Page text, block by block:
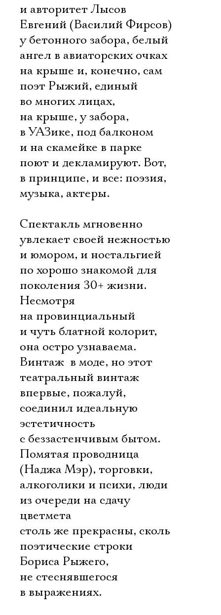
и авторитет Лысов
Евгений (Василий Фирсов)
у бетонного забора, белый
ангел в авиаторских очках
на крыше и, конечно, сам
поэт Рыжий, единый
во многих лицах,
на крыше, у забора,
в УАЗике, под балконом
и на скамейке в парке 
поют и декламируют. Вот,
в принципе, и все: поэзия,
музыка, актеры.
Спектакль мгновенно
увлекает своей нежностью
и юмором, и ностальгией
по хорошо знакомой для
поколения 30+ жизни.
Несмотря
на провинциальный
и чуть блатной колорит,
она остро узнаваема.
Винтаж  в моде, но этот
театральный винтаж
впервые, пожалуй,
соединил идеальную
эстетичность
с беззастенчивым бытом.
Помятая проводница
(Наджа Мэр), торговки,
алкоголики и психи, люди
из очереди на сдачу
цветмета 
столь же прекрасны, сколь
поэтические строки
Бориса Рыжего,
не стеснявшегося
в выражениях.
Электропочта
Имя
Ознакомиться